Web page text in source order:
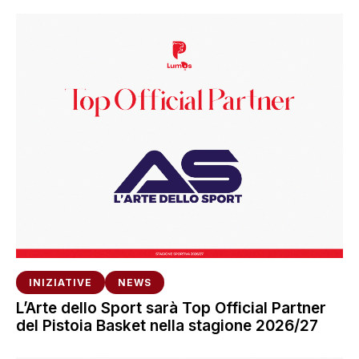
INIZIATIVE NEWS
L’Arte dello Sport sarà Top Official Partner
del Pistoia Basket nella stagione 2026/27